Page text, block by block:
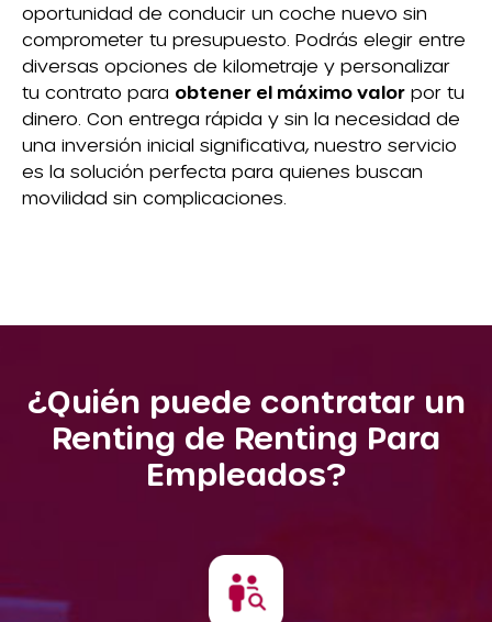
oportunidad de conducir un coche nuevo sin
comprometer tu presupuesto. Podrás elegir entre
diversas opciones de kilometraje y personalizar
tu contrato para obtener el máximo valor por tu
dinero. Con entrega rápida y sin la necesidad de
una inversión inicial significativa, nuestro servicio
es la solución perfecta para quienes buscan
movilidad sin complicaciones.
¿Quién puede contratar un
Renting de Renting Para
Empleados?